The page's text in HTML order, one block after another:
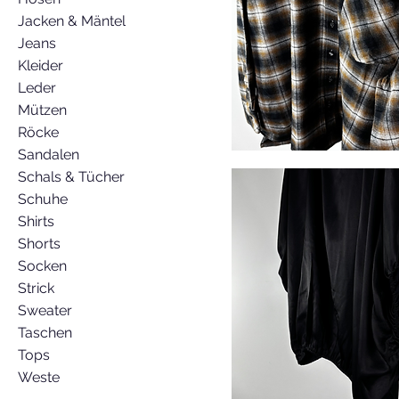
Jacken & Mäntel
Jeans
Kleider
Leder
Mützen
Röcke
Sandalen
Schals & Tücher
Schuhe
Shirts
Shorts
Socken
Strick
Sweater
Taschen
Tops
Weste